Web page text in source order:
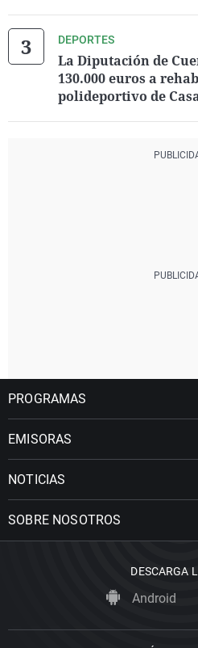
DEPORTES
La Diputación de
130.000 euros a
polideportivo de
PROGRAMAS
EMISORAS
NOTICIAS
SOBRE NOSOTROS
DESCARGA
Android